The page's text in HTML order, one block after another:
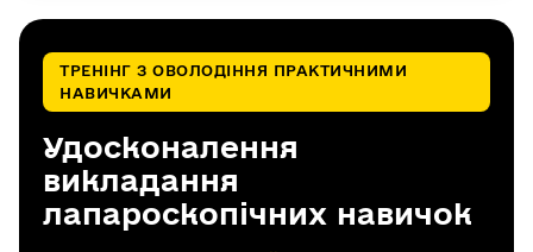
ТРЕНІНГ З ОВОЛОДІННЯ ПРАКТИЧНИМИ
НАВИЧКАМИ
Удосконалення
викладання
лапароскопічних навичок